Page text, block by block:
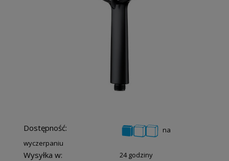
Dostępność:
na
wyczerpaniu
Wysyłka w: 24 godziny